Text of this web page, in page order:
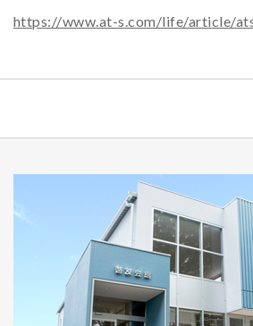
https://www.at-s.com/life/article/